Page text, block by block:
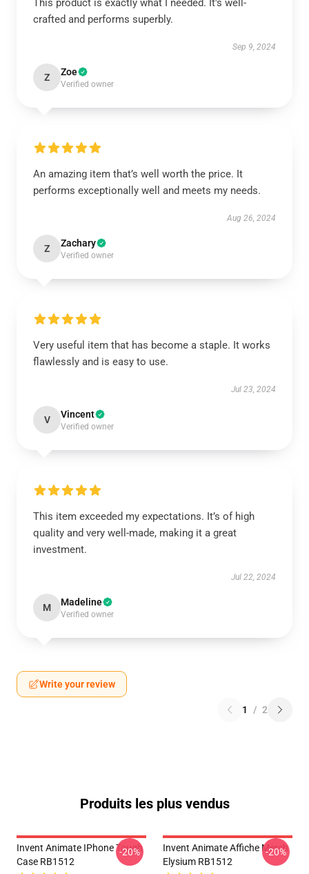
This product is exactly what I needed. It's well-
crafted and performs superbly.
Sep 9, 2024
Z Zoe
Verified owner
An amazing item that’s well worth the price. It
performs exceptionally well and meets my needs.
Aug 26, 2024
Z Zachary
Verified owner
Very useful item that has become a staple. It works
flawlessly and is easy to use.
Jul 23, 2024
V Vincent
Verified owner
This item exceeded my expectations. It’s of high
quality and very well-made, making it a great
investment.
Jul 22, 2024
M Madeline
Verified owner
Write your review
1 / 2
Produits les plus vendus
Invent Animate IPhone Tough
Case RB1512
-20%
Invent Animate Affiche Merch
Elysium RB1512
-20%